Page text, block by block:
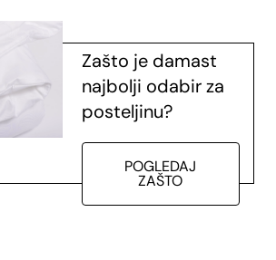
Zašto je damast
najbolji odabir za
posteljinu?
POGLEDAJ
ZAŠTO